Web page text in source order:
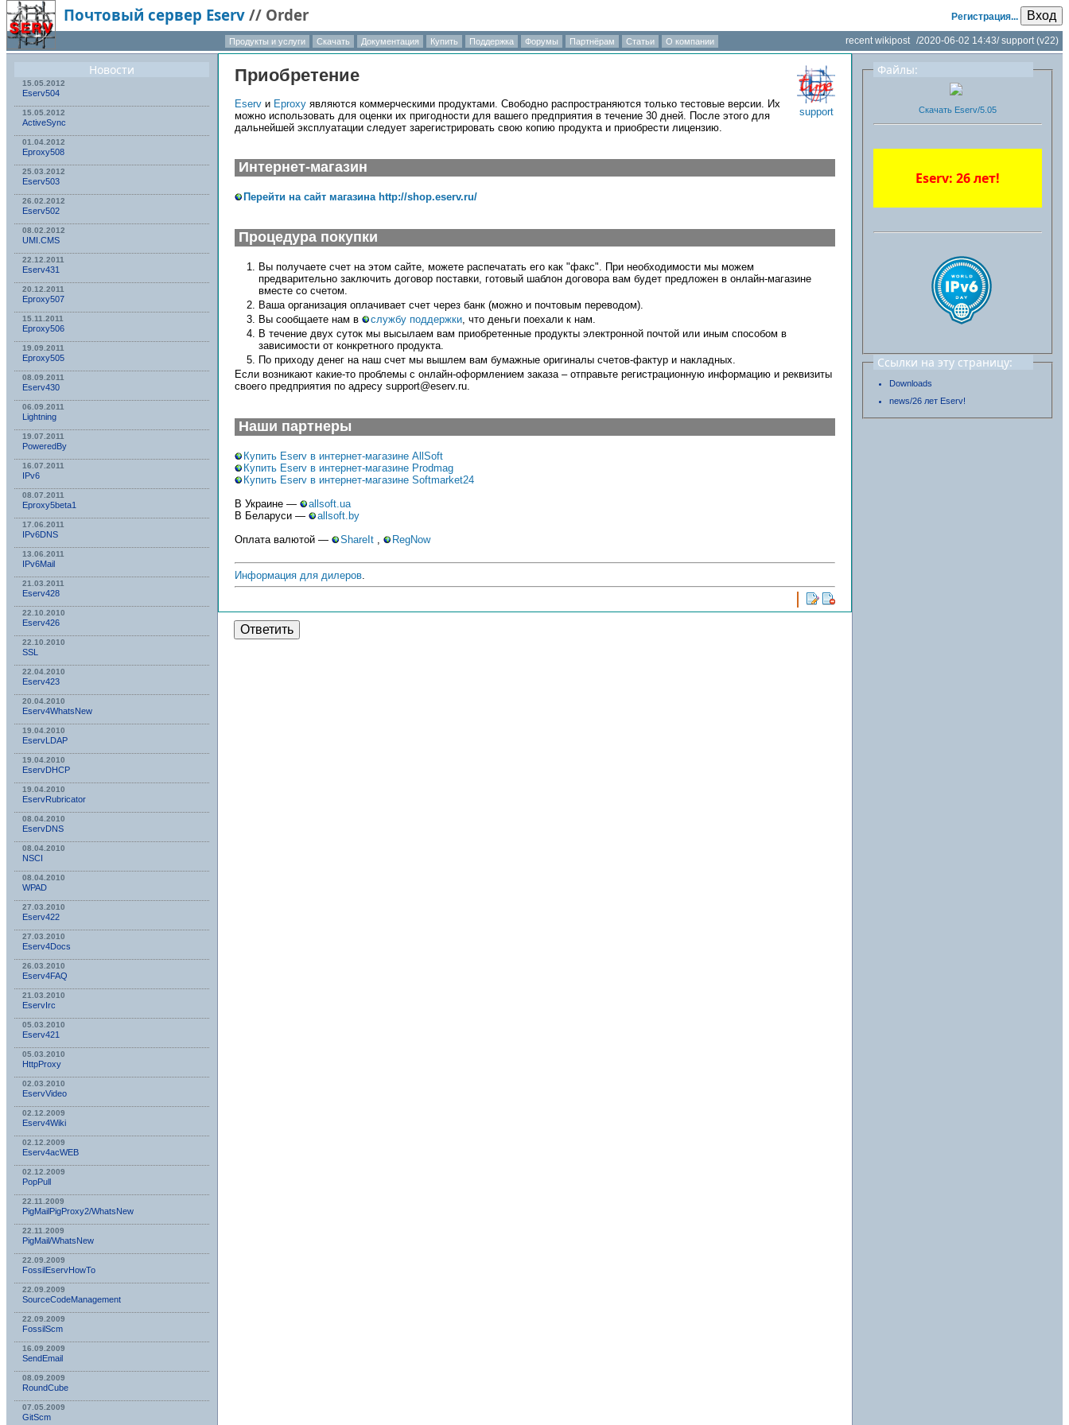
Регистрация... Вход
Почтовый сервер Eserv // Order
recent wikipost /2020-06-02 14:43/support (v22)
Продукты и услуги Скачать Документация Купить Поддержка Форумы Партнёрам Статьи О компании
Новости
15.05.2012
Eserv504
15.05.2012
ActiveSync
01.04.2012
Eproxy508
25.03.2012
Eserv503
26.02.2012
Eserv502
08.02.2012
UMI.CMS
22.12.2011
Eserv431
20.12.2011
Eproxy507
15.11.2011
Eproxy506
19.09.2011
Eproxy505
08.09.2011
Eserv430
06.09.2011
Lightning
19.07.2011
PoweredBy
16.07.2011
IPv6
08.07.2011
Eproxy5beta1
17.06.2011
IPv6DNS
13.06.2011
IPv6Mail
21.03.2011
Eserv428
22.10.2010
Eserv426
22.10.2010
SSL
22.04.2010
Eserv423
20.04.2010
Eserv4WhatsNew
19.04.2010
EservLDAP
19.04.2010
EservDHCP
19.04.2010
EservRubricator
08.04.2010
EservDNS
08.04.2010
NSСI
08.04.2010
WPAD
27.03.2010
Eserv422
27.03.2010
Eserv4Docs
26.03.2010
Eserv4FAQ
21.03.2010
EservIrc
05.03.2010
Eserv421
05.03.2010
HttpProxy
02.03.2010
EservVideo
02.12.2009
Eserv4Wiki
02.12.2009
Eserv4acWEB
02.12.2009
PopPull
22.11.2009
PigMailPigProxy2/WhatsNew
22.11.2009
PigMail/WhatsNew
22.09.2009
FossilEservHowTo
22.09.2009
SourceCodeManagement
22.09.2009
FossilScm
16.09.2009
SendEmail
08.09.2009
RoundCube
07.05.2009
GitScm
support
Приобретение
Eserv и Eproxy являются коммерческими продуктами. Свободно распространяются только тестовые версии. Их
можно использовать для оценки их пригодности для вашего предприятия в течение 30 дней. После этого для
дальнейшей эксплуатации следует зарегистрировать свою копию продукта и приобрести лицензию.
Интернет-магазин
Перейти на сайт магазина http://shop.eserv.ru/
Процедура покупки
Вы получаете счет на этом сайте, можете распечатать его как "факс". При необходимости мы можем
предварительно заключить договор поставки, готовый шаблон договора вам будет предложен в онлайн-магазине
вместе со счетом.
Ваша организация оплачивает счет через банк (можно и почтовым переводом).
Вы сообщаете нам в
службу поддержки, что деньги поехали к нам.
В течение двух суток мы высылаем вам приобретенные продукты электронной почтой или иным способом в
зависимости от конкретного продукта.
По приходу денег на наш счет мы вышлем вам бумажные оригиналы счетов-фактур и накладных.
Если возникают какие-то проблемы с онлайн-оформлением заказа – отправьте регистрационную информацию и реквизиты
своего предприятия по адресу support@eserv.ru.
Наши партнеры
Купить Eserv в интернет-магазине AllSoft
Купить Eserv в интернет-магазине Prodmag
Купить Eserv в интернет-магазине Softmarket24
В Украине —
allsoft.ua
В Беларуси —
allsoft.by
Оплата валютой —
ShareIt , RegNow
Информация для дилеров
Ответить
Файлы:
Скачать Eserv/5.05
Eserv: 26 лет!
Ссылки на эту страницу:
Downloads
news/26 лет Eserv!